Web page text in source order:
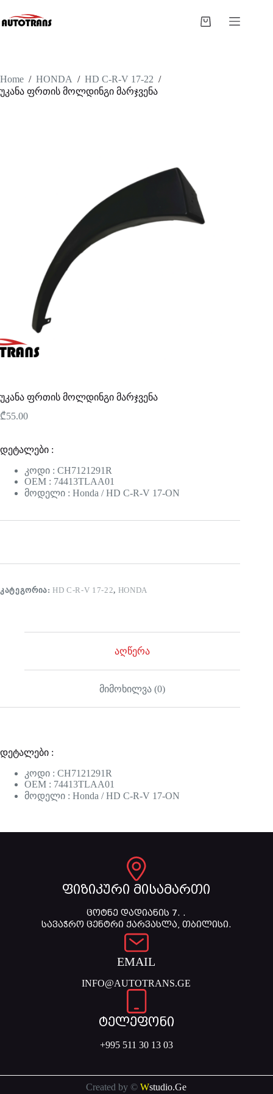
Home / HONDA / HD C-R-V 17-22 /
უკანა ფრთის მოლდინგი მარჯვენა
უკანა ფრთის მოლდინგი მარჯვენა
₾55.00
დეტალები :
კოდი : CH7121291R
OEM : 74413TLAA01
მოდელი : Honda / HD C-R-V 17-ON
ᲙᲐᲢᲔᲒᲝᲠᲘᲐ:HD C-R-V 17-22, HONDA
აღწერა
მიმოხილვა (0)
დეტალები :
კოდი : CH7121291R
OEM : 74413TLAA01
მოდელი : Honda / HD C-R-V 17-ON
ფიზიკური მისამართი
ცოტნე დადიანის 7. .
სავაჭრო ცენტრი ქარვასლა, თბილისი.
EMAIL
INFO@AUTOTRANS.GE
ტელეფონი
+995 511 30 13 03
Created by ©Wstudio.Ge